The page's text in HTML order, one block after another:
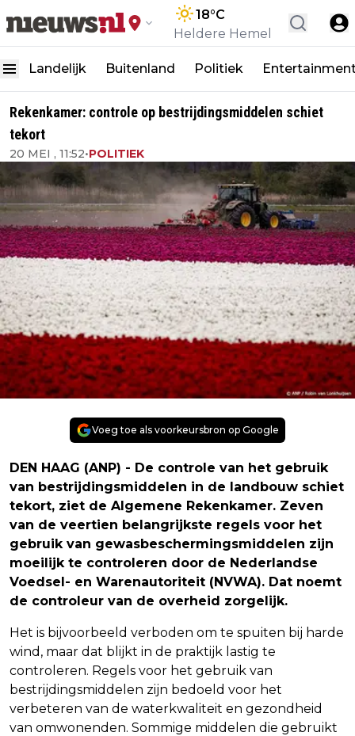
18°C
Heldere Hemel
Landelijk Buitenland Politiek
Rekenkamer: controle op bestrijdingsmiddelen schiet
tekort
20 MEI , 11:52•POLITIEK
Voeg toe als voorkeursbron op Google
DEN HAAG (ANP) - De controle van het gebruik
van bestrijdingsmiddelen in de landbouw schiet
tekort, ziet de Algemene Rekenkamer. Zeven
van de veertien belangrijkste regels voor het
gebruik van gewasbeschermingsmiddelen zijn
moeilijk te controleren door de Nederlandse
Voedsel- en Warenautoriteit (NVWA). Dat noemt
de controleur van de overheid zorgelijk.
Het is bijvoorbeeld verboden om te spuiten bij harde
wind, maar dat blijkt in de praktijk lastig te
controleren. Regels voor het gebruik van
bestrijdingsmiddelen zijn bedoeld voor het
verbeteren van de waterkwaliteit en gezondheid
van omwonenden. Sommige middelen die gebruikt